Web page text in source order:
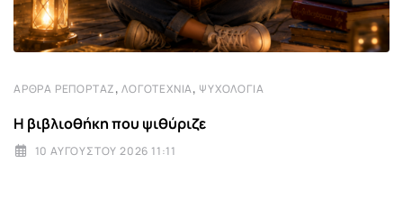
ΆΡΘΡΑ ΡΕΠΟΡΤΆΖ,ΛΟΓΟΤΕΧΝΊΑ, ΨΥΧΟΛΟΓΊΑ
Η βιβλιοθήκη που ψιθύριζε
10 ΑΥΓΟΎΣΤΟΥ 2026 11:11